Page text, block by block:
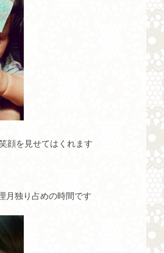
顔を見せてはくれます
月独り占めの時間です